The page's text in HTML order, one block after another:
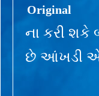
Original
ના કરી શકે
છે આંખડી